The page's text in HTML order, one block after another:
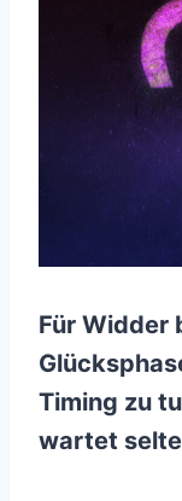
Für Widder
Timing zu
wartet